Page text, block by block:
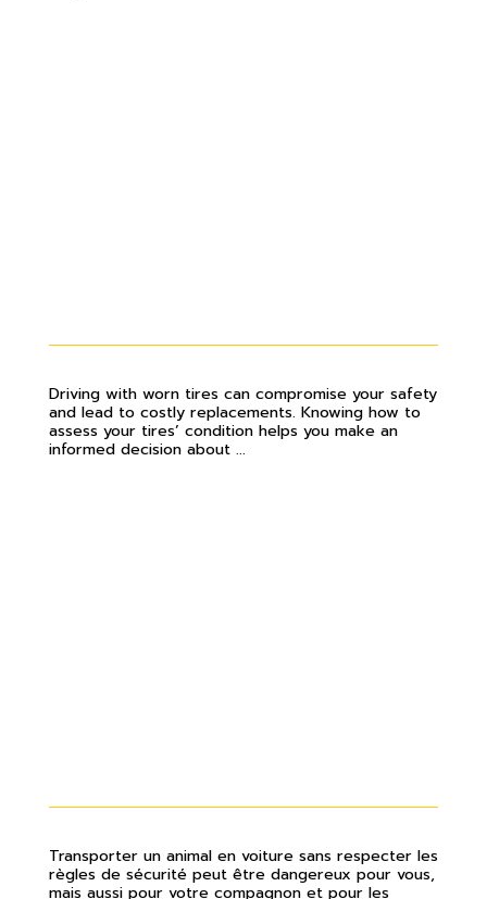
Driving with worn tires can compromise your safety
and lead to costly replacements. Knowing how to
assess your tires’ condition helps you make an
informed decision about ...
Transporter un animal en voiture sans respecter les
règles de sécurité peut être dangereux pour vous,
mais aussi pour votre compagnon et pour les